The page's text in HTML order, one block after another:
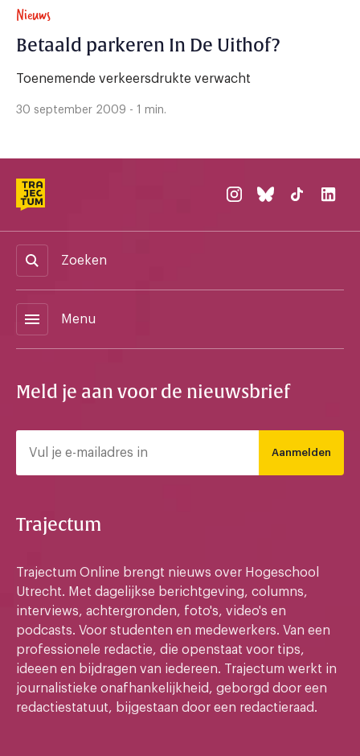
Nieuws
Betaald parkeren In De Uithof?
Toenemende verkeersdrukte verwacht
30 september 2009 - 1 min.
Zoeken
menu Menu
Meld je aan voor de nieuwsbrief
Aanmelden
Trajectum
Trajectum Online brengt nieuws over Hogeschool
Utrecht. Met dagelijkse berichtgeving, columns,
interviews, achtergronden, foto's, video's en
podcasts. Voor studenten en medewerkers. Van een
professionele redactie, die openstaat voor tips,
ideeen en bijdragen van iedereen. Trajectum werkt in
journalistieke onafhankelijkheid, geborgd door een
redactiestatuut, bijgestaan door een redactieraad.